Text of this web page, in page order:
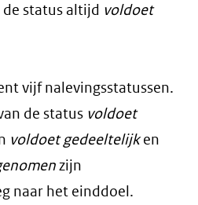
status altijd voldoet
vijf nalevingsstatussen.
de status voldoet
voldoet gedeeltelijken
zijn
naar het einddoel.